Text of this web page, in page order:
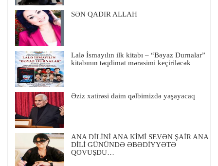
SƏN QADIR ALLAH
Lalə İsmayılın ilk kitabı – “Bəyaz Durnalar”
kitabının təqdimat mərasimi keçiriləcək
Əziz xatirəsi daim qəlbimizdə yaşayacaq
ANA DİLİNİ ANA KİMİ SEVƏN ŞAİR ANA
DİLİ GÜNÜNDƏ ƏBƏDİYYƏTƏ
QOVUŞDU…